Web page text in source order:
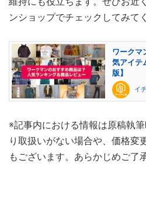
ンショップでチェックしてみて
ワークマ
気アイテ
版】
イ
※記事内における情報は原稿執
り取扱いがない場合や、価格変
もございます。あらかじめご了